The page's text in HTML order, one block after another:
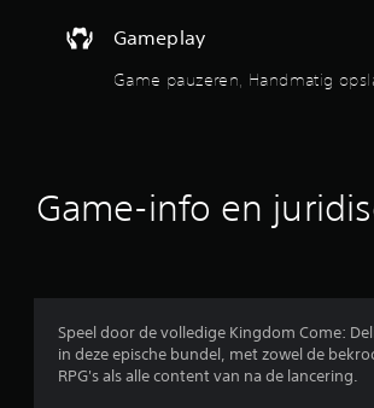
m
n
o
w
g
i
n
Gameplay
Game pauzeren, Handmatig
Game-info en
Speel door de volledige Kingdom Come:
in deze epische bundel, met zowel de
RPG's als alle content van na de lancering.